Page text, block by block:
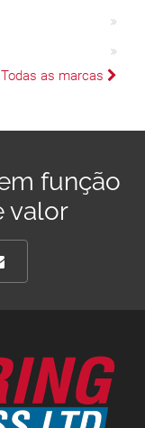
Todas as marcas
função
valor